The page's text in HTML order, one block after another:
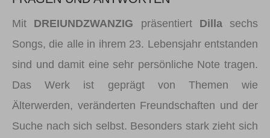
Mit DREIUNDZWANZIG präsentiert Dillasechs
Songs, die alle in ihrem 23. Lebensjahr entstanden
sind und damit eine sehr persönliche Note tragen.
Das Werk ist geprägt von Themen wie
Älterwerden, veränderten Freundschaften und der
Suche nach sich selbst. Besonders stark zieht sich